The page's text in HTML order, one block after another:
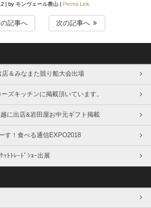
| by モンヴェール農山 | Perma Link
記事へ 次の記事へ
＆みなまた競り船大会出場
ズキッチンに掲載頂いています。
に出店&岩田屋お中元ギフト掲載
す！食べる通信EXPO2018
ｯﾄﾄﾚｰﾄﾞｼｮｰ出展